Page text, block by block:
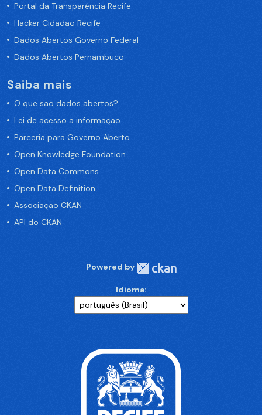
Portal da Transparência Recife
Hacker Cidadão Recife
Dados Abertos Governo Federal
Dados Abertos Pernambuco
Saiba mais
O que são dados abertos?
Lei de acesso a informação
Parceria para Governo Aberto
Open Knowledge Foundation
Open Data Commons
Open Data Definition
Associação CKAN
API do CKAN
Powered by
Idioma